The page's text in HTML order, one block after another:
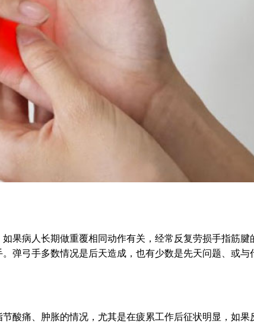
果病人长期做重覆相同动作有关，经常反复劳损手指筋腱
弹弓手多数情况是后天造成，也有少数是先天问题、或与
酸痛、肿胀的情况，尤其是在疲累工作后征状明显，如